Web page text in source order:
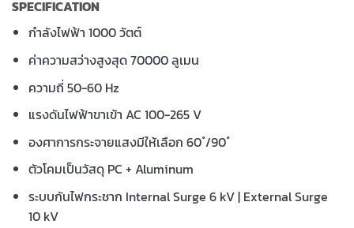
SPECIFICATION
กำลังไฟฟ้า 1000 วัตต์
ค่าความสว่างสูงสุด 70000 ลูเมน
ความถี่ 50-60 Hz
แรงดันไฟฟ้าขาเข้า AC 100-265 V
องศาการกระจายแสงมีให้เลือก 60 ํ/90 ํ
ตัวโคมเป็นวัสดุ PC + Aluminum
ระบบกันไฟกระชาก Internal Surge 6 kV | External Surge
10 kV